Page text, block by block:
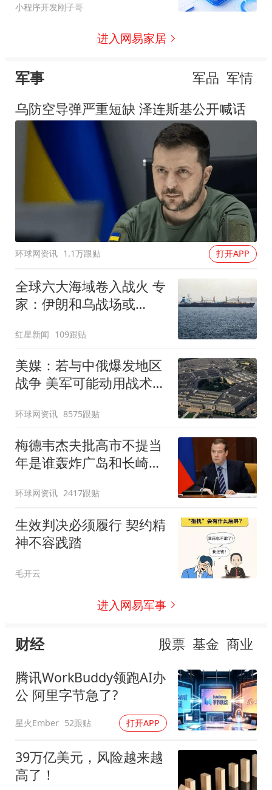
小程序开发刚子哥
进入网易家居
军事 军品 军情
乌防空导弹严重短缺 泽连斯基公开喊话
环球网资讯 1.1万跟贴 打开APP
全球六大海域卷入战火 专
家：伊朗和乌战场或
红星新闻 109跟贴
美媒：若与中俄爆发地区
战争 美军可能动用战术核
环球网资讯 8575跟贴
梅德韦杰夫批高市不提当
年是谁轰炸广岛和长崎：
环球网资讯 2417跟贴
生效判决必须履行 契约精
神不容践踏
毛开云
进入网易军事
财经 股票 基金 商业
腾讯WorkBuddy领跑AI办
公 阿里字节急了?
星火Ember 52跟贴 打开APP
39万亿美元，风险越来越
高了！